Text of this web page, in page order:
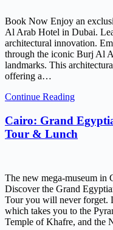
Book Now Enjoy an
Al Arab Hotel in Dubai.
architectural innovation.
through the iconic Burj Al
landmarks. This
offering a…
Continue Reading
Cairo: Grand
Tour & Lunch
The new mega-museum in
Discover the Grand
Tour you will never forget.
which takes you to the
Temple of Khafre, and the